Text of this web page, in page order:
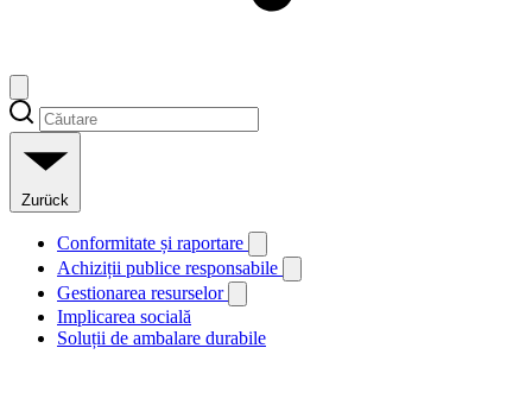
Zurück
Conformitate și raportare
Achiziții publice responsabile
Gestionarea resurselor
Implicarea socială
Soluții de ambalare durabile